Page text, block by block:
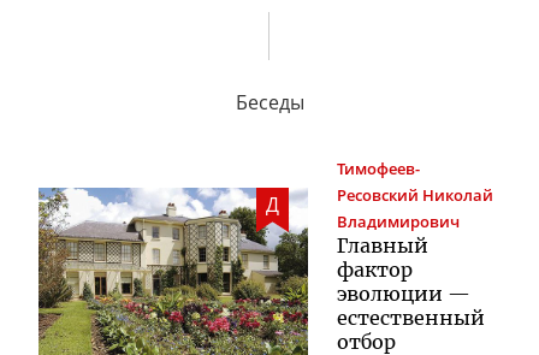
Беседы
Д
Тимофеев-
Ресовский Николай
Владимирович
Главный
фактор
эволюции —
естественный
отбор